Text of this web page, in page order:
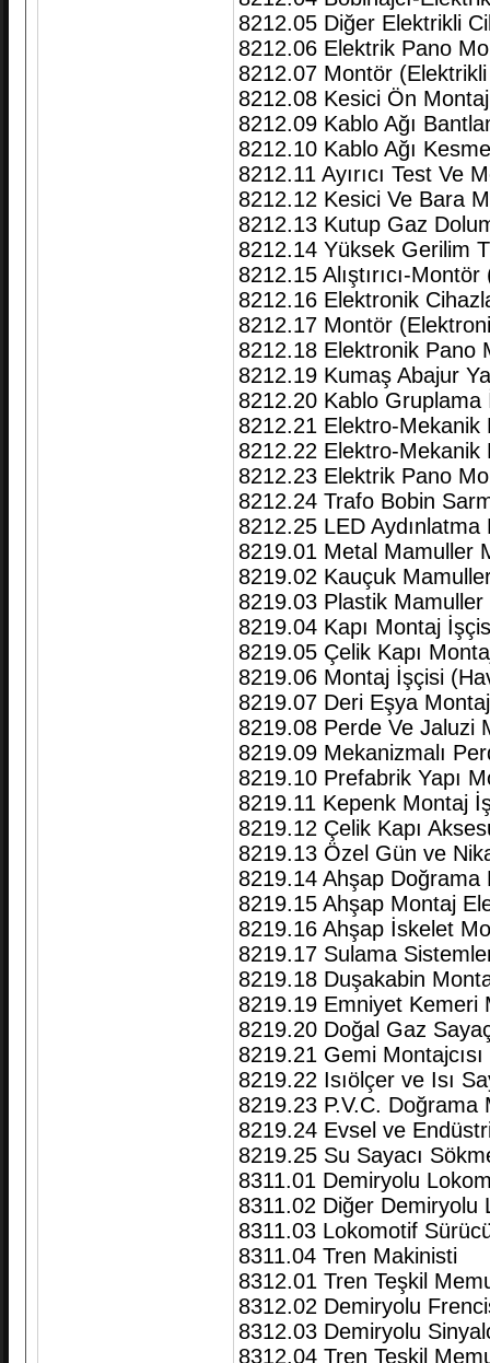
8212.05 Diğer Elektrikli
8212.06 Elektrik Pano
8212.07 Montör
8212.08 Kesici Ön
8212.09 Kablo Ağı
8212.10 Kablo Ağı
8212.11 Ayırıcı Test Ve
8212.12 Kesici Ve Bara
8212.13 Kutup Gaz
8212.14 Yüksek Gerilim
8212.15 Alıştırıcı-
8212.16 Elektronik
8212.17 Montör
8212.18 Elektronik Pano
8212.19 Kumaş Abajur
8212.20 Kablo Gruplama
8212.21 Elektro-Mekanik
8212.22 Elektro-Mekanik
8212.23 Elektrik Pano
8212.24 Trafo Bobin
8212.25 LED Aydınlatma
8219.01 Metal Mamuller
8219.02 Kauçuk
8219.03 Plastik
8219.04 Kapı Montaj
8219.05 Çelik Kapı
8219.06 Montaj İşçisi
8219.07 Deri Eşya
8219.08 Perde Ve Jaluzi
8219.09 Mekanizmalı
8219.10 Prefabrik Yapı
8219.11 Kepenk Montaj
8219.12 Çelik Kapı
8219.13 Özel Gün ve
8219.14 Ahşap Doğrama
8219.15 Ahşap Montaj
8219.16 Ahşap İskelet
8219.17 Sulama
8219.18 Duşakabin
8219.19 Emniyet Kemeri
8219.20 Doğal Gaz
8219.21 Gemi Montajcısı
8219.22 Isıölçer ve Isı
8219.23 P.V.C. Doğrama
8219.24 Evsel ve
8219.25 Su Sayacı
8311.01 Demiryolu
8311.02 Diğer Demiryolu
8311.03 Lokomotif
8311.04 Tren Makinisti
8312.01 Tren Teşkil
8312.02 Demiryolu
8312.03 Demiryolu
8312.04 Tren Teşkil